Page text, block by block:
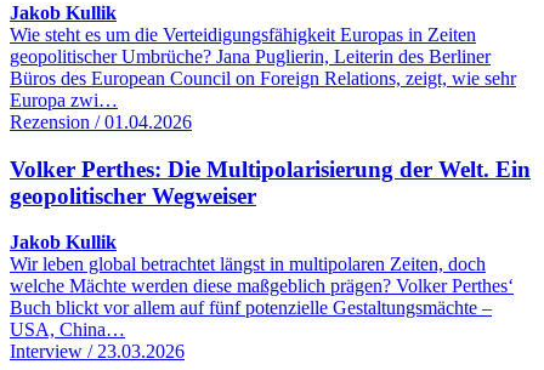
Jakob Kullik
Wie steht es um die Verteidigungsfähigkeit Europas in Zeiten
geopolitischer Umbrüche? Jana Puglierin, Leiterin des Berliner
Büros des European Council on Foreign Relations, zeigt, wie sehr
Europa zwi…
Rezension / 01.04.2026
Volker Perthes: Die Multipolarisierung der Welt. Ein
geopolitischer Wegweiser
Jakob Kullik
Wir leben global betrachtet längst in multipolaren Zeiten, doch
welche Mächte werden diese maßgeblich prägen? Volker Perthes‘
Buch blickt vor allem auf fünf potenzielle Gestaltungsmächte –
USA, China…
Interview / 23.03.2026